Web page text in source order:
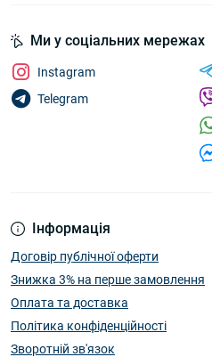
Інформація
Договір публічної оферти
Знижка 3% на перше замовлення
Оплата та доставка
Політика конфіденційності
Зворотній зв'язок
Ми у соціальних мережах
Instagram
Telegram